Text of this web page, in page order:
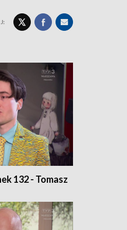
132 - Tomasz